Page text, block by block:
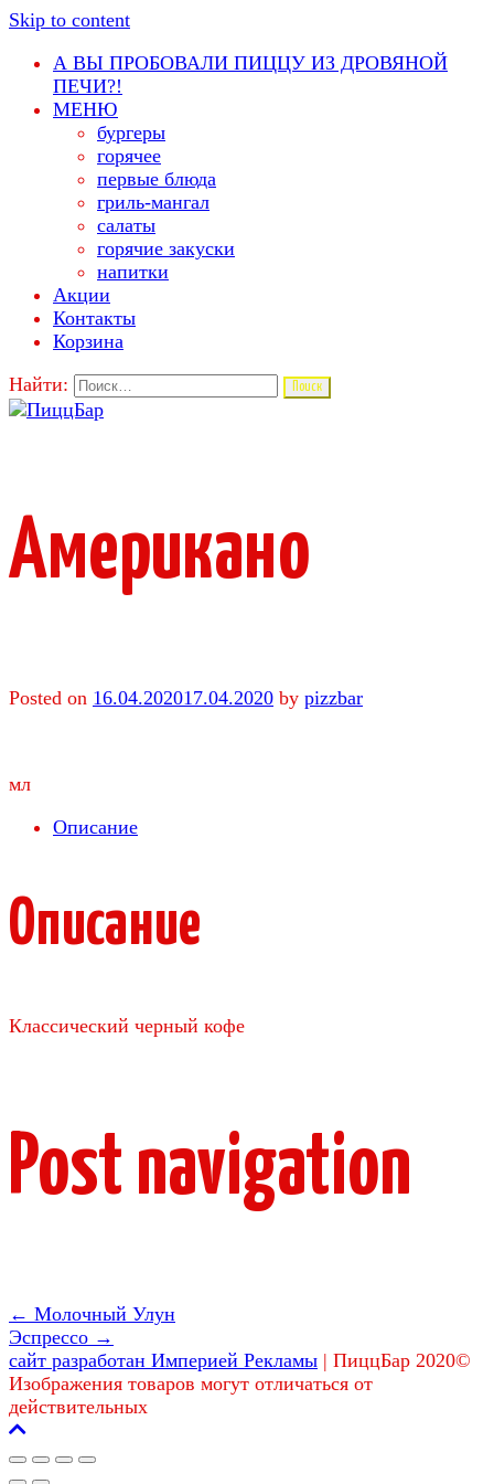
Skip to content
А ВЫ ПРОБОВАЛИ ПИЦЦУ ИЗ ДРОВЯНОЙ
ПЕЧИ?!
МЕНЮ
бургеры
горячее
первые блюда
гриль-мангал
салаты
горячие закуски
напитки
Акции
Контакты
Корзина
Найти:
Американо
Posted on 16.04.202017.04.2020 by pizzbar
мл
Описание
Описание
Классический черный кофе
Post navigation
← Молочный Улун
Эспрессо →
сайт разработан Империей Рекламы | ПиццБар 2020©
Изображения товаров могут отличаться от
действительных